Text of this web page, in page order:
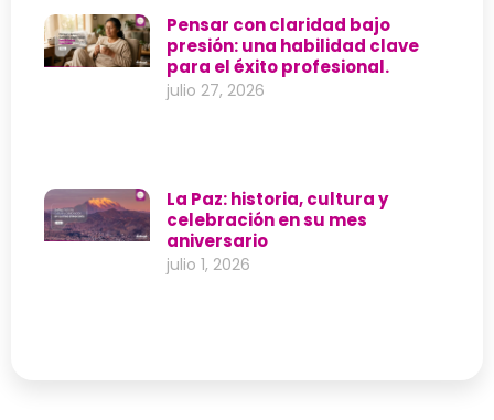
Pensar con claridad bajo
presión: una habilidad clave
para el éxito profesional.
julio 27, 2026
La Paz: historia, cultura y
celebración en su mes
aniversario
julio 1, 2026